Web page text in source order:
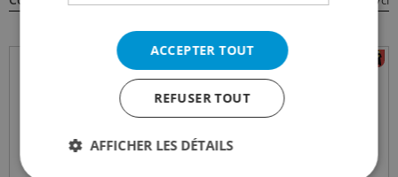
ACCEPTER TOUT
REFUSER TOUT
AFFICHER LES DÉTAILS